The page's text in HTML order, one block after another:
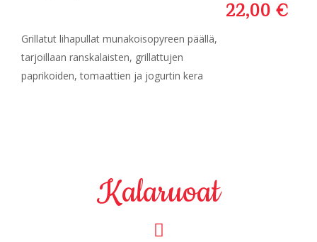
22,00 €
Grillatut lihapullat munakoisopyreen päällä,
tarjoillaan ranskalaisten, grillattujen
paprikoiden, tomaattien ja jogurtin kera
Kalaruoat